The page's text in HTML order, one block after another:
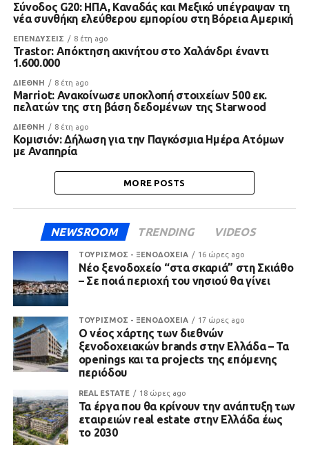
Σύνοδος G20: ΗΠΑ, Καναδάς και Μεξικό υπέγραψαν τη
νέα συνθήκη ελεύθερου εμπορίου στη Βόρεια Αμερική
ΕΠΕΝΔΥΣΕΙΣ 8 έτη ago
Trastor: Απόκτηση ακινήτου στο Χαλάνδρι έναντι
1.600.000
ΔΙΕΘΝΗ 8 έτη ago
Marriot: Ανακοίνωσε υποκλοπή στοιχείων 500 εκ.
πελατών της στη βάση δεδομένων της Starwood
ΔΙΕΘΝΗ 8 έτη ago
Κομισιόν: Δήλωση για την Παγκόσμια Ημέρα Ατόμων
με Αναπηρία
MORE POSTS
NEWSROOM TRENDING VIDEOS
ΤΟΥΡΙΣΜΟΣ - ΞΕΝΟΔΟΧΕΙΑ 16 ώρες ago
Νέο ξενοδοχείο “στα σκαριά” στη Σκιάθο
– Σε ποιά περιοχή του νησιού θα γίνει
ΤΟΥΡΙΣΜΟΣ - ΞΕΝΟΔΟΧΕΙΑ 17 ώρες ago
Ο νέος χάρτης των διεθνών
ξενοδοχειακών brands στην Ελλάδα – Τα
openings και τα projects της επόμενης
περιόδου
REAL ESTATE 18 ώρες ago
Τα έργα που θα κρίνουν την ανάπτυξη των
εταιρειών real estate στην Ελλάδα έως
το 2030